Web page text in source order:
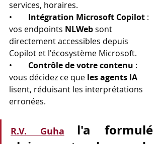
services, horaires.
• Intégration Microsoft Copilot :
vos endpoints NLWeb sont
directement accessibles depuis
Copilot et l'écosystème Microsoft.
• Contrôle de votre contenu :
vous décidez ce que les agents IA
lisent, réduisant les interprétations
erronées.
R.V. Guha
l'a formulé